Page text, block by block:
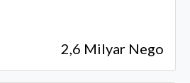
2,6 Milyar Nego